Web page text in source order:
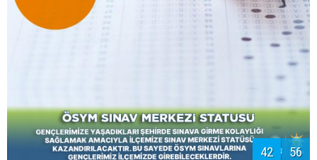
KÜLTÜR MERKEZİ
Proje, gençler için
ücretsiz internet hizmeti veren Kütüphane, Pazar’ın